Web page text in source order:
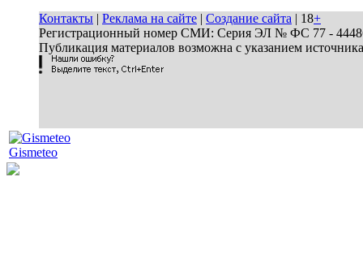
Контакты | Реклама на сайте | Создание сайта | 18+
Регистрационный номер СМИ: Серия ЭЛ № ФС 77 - 44486
Публикация материалов возможна с указанием
Gismeteo